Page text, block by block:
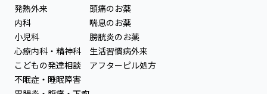
発熱外来
内科
小児科
心療内科・精神科
こどもの発達相談
不眠症・睡眠障害
頭痛のお薬
喘息のお薬
膀胱炎のお薬
生活習慣病外来
アフターピル処方